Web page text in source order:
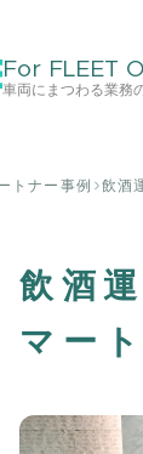
For FLEET
車両にまつわる業務
トナー事例 飲酒
飲酒
マー